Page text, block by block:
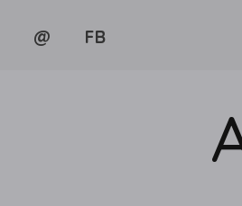
@ FB